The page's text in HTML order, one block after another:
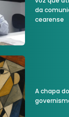
da
cearense
A chapa